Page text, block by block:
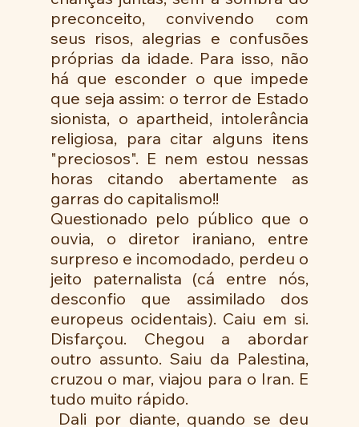
preconceito, convivendo com
seus risos, alegrias e confusões
próprias da idade. Para isso, não
há que esconder o que impede
que seja assim: o terror de Estado
sionista, o apartheid, intolerância
religiosa, para citar alguns itens
"preciosos". E nem estou nessas
horas citando abertamente as
garras do capitalismo!!
Questionado pelo público que o
ouvia, o diretor iraniano, entre
surpreso e incomodado, perdeu o
jeito paternalista (cá entre nós,
desconfio que assimilado dos
europeus ocidentais). Caiu em si.
Disfarçou. Chegou a abordar
outro assunto. Saiu da Palestina,
cruzou o mar, viajou para o Iran. E
tudo muito rápido.